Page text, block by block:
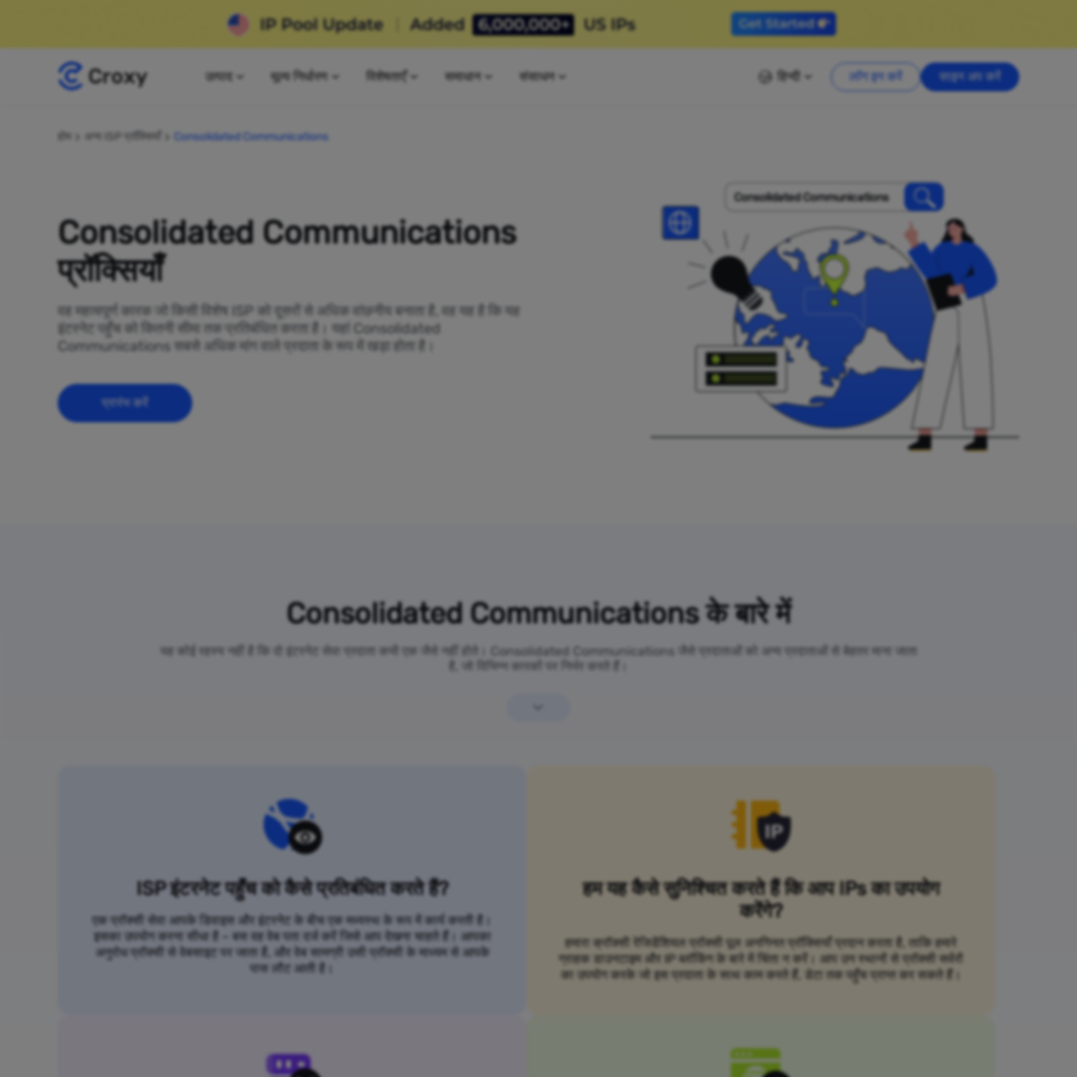
उत्पाद मूल्य निर्धारण विशेषताएँ समाधान संसाधन हिन्दी लॉग इन करें साइन अप करें
अन्य ISP प्रॉक्सियाँ Consolidated Communications
Consolidated Communications
प्रॉक्सियाँ
वह महत्वपूर्ण कारक जो किसी विशेष ISP को दूसरों से अधिक वांछनीय बनाता है, वह यह है कि यह
इंटरनेट पहुँच को कितनी सीमा तक प्रतिबंधित करता है। यहां Consolidated
Communications सबसे अधिक मांग वाले प्रदाता के रूप में खड़ा होता है।
प्रारंभ करें
Consolidated Communications
Consolidated Communications के बारे में
यह कोई रहस्य नहीं है कि दो इंटरनेट सेवा प्रदाता कभी एक जैसे नहीं होते। Consolidated Communications जैसे प्रदाताओं को अन्य प्रदाताओं से बेहतर माना जाता
है, जो विभिन्न कारकों पर निर्भर करते हैं।
ISP इंटरनेट पहुँच को कैसे प्रतिबंधित करते हैं?
एक प्रॉक्सी सेवा आपके डिवाइस और इंटरनेट के बीच एक मध्यस्थ के रूप में कार्य करती है।
इसका उपयोग करना सीधा है – बस वह वेब पता दर्ज करें जिसे आप देखना चाहते हैं। आपका
अनुरोध प्रॉक्सी से वेबसाइट पर जाता है, और वेब सामग्री उसी प्रॉक्सी के माध्यम से आपके
पास लौट आती है।
हम यह कैसे सुनिश्चित करते हैं कि आप IPs का उपयोग
करेंगे?
हमारा क्रॉक्सी रेजिडेंशियल प्रॉक्सी पूल अनगिनत प्रॉक्सियाँ प्रदान करता है, ताकि हमारे
ग्राहक डाउनटाइम और IP ब्लॉकिंग के बारे में चिंता न करें। आप उन स्थानों से प्रॉक्सी सर्वरों
का उपयोग करके जो इस प्रदाता के साथ काम करते हैं, डेटा तक पहुँच प्राप्त कर सकते हैं।